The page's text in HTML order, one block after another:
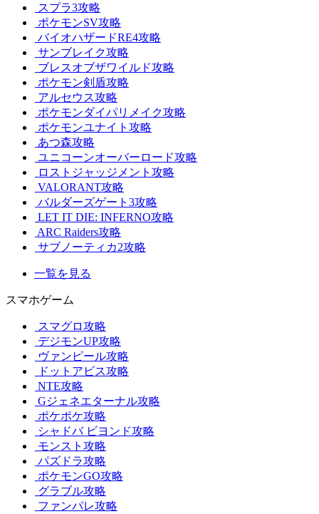
スプラ3攻略
ポケモンSV攻略
バイオハザードRE4攻略
サンブレイク攻略
ブレスオブザワイルド攻略
ポケモン剣盾攻略
アルセウス攻略
ポケモンダイパリメイク攻略
ポケモンユナイト攻略
あつ森攻略
ユニコーンオーバーロード攻略
ロストジャッジメント攻略
VALORANT攻略
バルダーズゲート3攻略
LET IT DIE: INFERNO攻略
ARC Raiders攻略
サブノーティカ2攻略
一覧を見る
スマホゲーム
スマグロ攻略
デジモンUP攻略
ヴァンピール攻略
ドットアビス攻略
NTE攻略
Gジェネエターナル攻略
ポケポケ攻略
シャドバ ビヨンド攻略
モンスト攻略
パズドラ攻略
ポケモンGO攻略
グラブル攻略
ファンパレ攻略